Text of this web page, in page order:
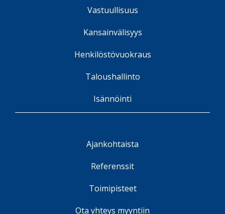
Vastuullisuus
Kansainvälisyys
Henkilöstövuokraus
Taloushallinto
Isännöinti
Ajankohtaista
Referenssit
Toimipisteet
Ota yhteys myyntiin